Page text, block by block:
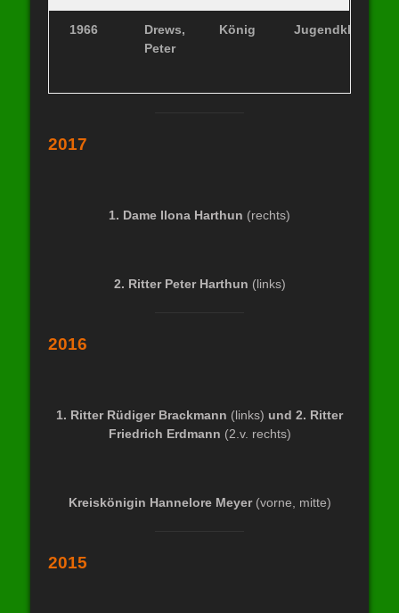
1966
Drews,
Peter
König Jugendklasse
2017
1. Dame Ilona Harthun (rechts)
2. Ritter Peter Harthun (links)
2016
1. Ritter Rüdiger Brackmann (links) und 2. Ritter
Friedrich Erdmann (2.v. rechts)
Kreiskönigin Hannelore Meyer(vorne, mitte)
2015